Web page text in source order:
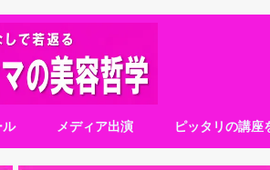
ル メディア出演 ピッタリの講座